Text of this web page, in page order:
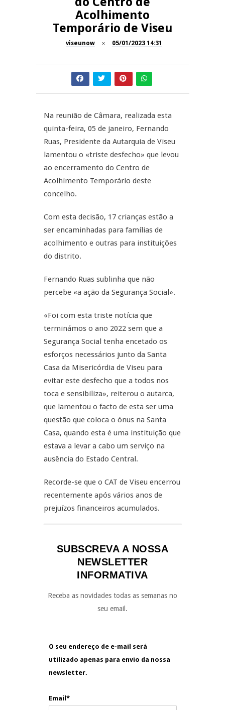
Dia do Foral em São João da
Pesqueira
Summer Fusion em
Festas do Concelho de Penalva
do Castelo
11º Encontro Gastronómico
Amador de Abrunhosa-a-Velha
Now Opinião – Manuela
Antunes: Problemas nos
Exames Nacionais
Acolhimento
Temporário de Viseu
viseunow 05/01/2023 14:31
Na reunião de Câmara, realizada esta
quinta-feira, 05 de janeiro, Fernando
Ruas, Presidente da Autarquia de Viseu
lamentou o «triste desfecho» que levou
ao encerramento do Centro de
Acolhimento Temporário deste
concelho.
Com esta decisão, 17 crianças estão a
ser encaminhadas para famílias de
acolhimento e outras para instituições
do distrito.
Fernando Ruas sublinha que não
percebe «a ação da Segurança Social».
«Foi com esta triste notícia que
terminámos o ano 2022 sem que a
Segurança Social tenha encetado os
esforços necessários junto da Santa
Casa da Misericórdia de Viseu para
evitar este desfecho que a todos nos
toca e sensibiliza», reiterou o autarca,
que lamentou o facto de esta ser uma
questão que coloca o ónus na Santa
Casa, quando esta é uma instituição que
estava a levar a cabo um serviço na
ausência do Estado Central.
Recorde-se que o CAT de Viseu encerrou
recentemente após vários anos de
prejuízos financeiros acumulados.
SUBSCREVA A NOSSA
NEWSLETTER
INFORMATIVA
Receba as novidades todas as semanas no
seu email.
O seu endereço de e-mail será
utilizado apenas para envio da nossa
newsletter.
Email*